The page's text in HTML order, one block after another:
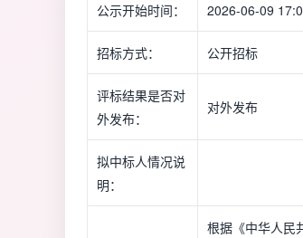
公示开始时间： 2026-06-09
招标方式： 公开招标
评标结果是否对
外发布：
对外发布
拟中标人情况说
明：
根据《中华人民